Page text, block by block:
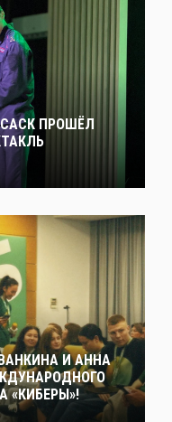
ПРОШЁЛ
И АННА
«КИБЕРЫ»!